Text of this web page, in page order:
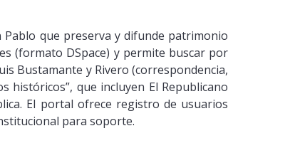
Pablo que preserva y difunde patrimonio
(formato DSpace) y permite buscar por
Bustamante y Rivero (correspondencia,
históricos”, que incluyen El Republicano
El portal ofrece registro de usuarios
para soporte.